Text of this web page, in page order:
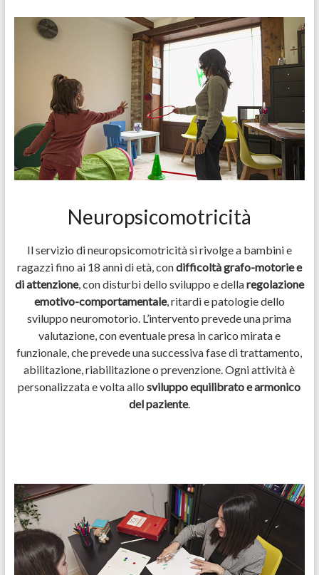
Neuropsicomotricità
Il servizio di neuropsicomotricità si rivolge a bambini e
ragazzi fino ai 18 anni di età, condifficoltà grafo-motorie e
di attenzione, con disturbi dello sviluppo e dellaregolazione
emotivo-comportamentale, ritardi e patologie dello
sviluppo neuromotorio. L’intervento prevede una prima
valutazione, con eventuale presa in carico mirata e
funzionale, che prevede una successiva fase di trattamento,
abilitazione, riabilitazione o prevenzione. Ogni attività è
personalizzata e volta allosviluppo equilibrato e armonico
del paziente.